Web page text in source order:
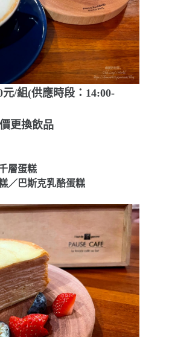
/組(供應時段：14:00-
更換飲品
層蛋糕
／巴斯克乳酪蛋糕